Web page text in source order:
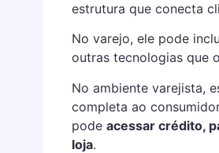
estrutura que conecta
No varejo, ele pode
outras tecnologias que
No ambiente varejista,
completa ao
pode acessar crédito,
loja.